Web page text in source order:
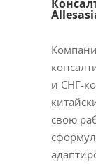
и СНГ-
свою